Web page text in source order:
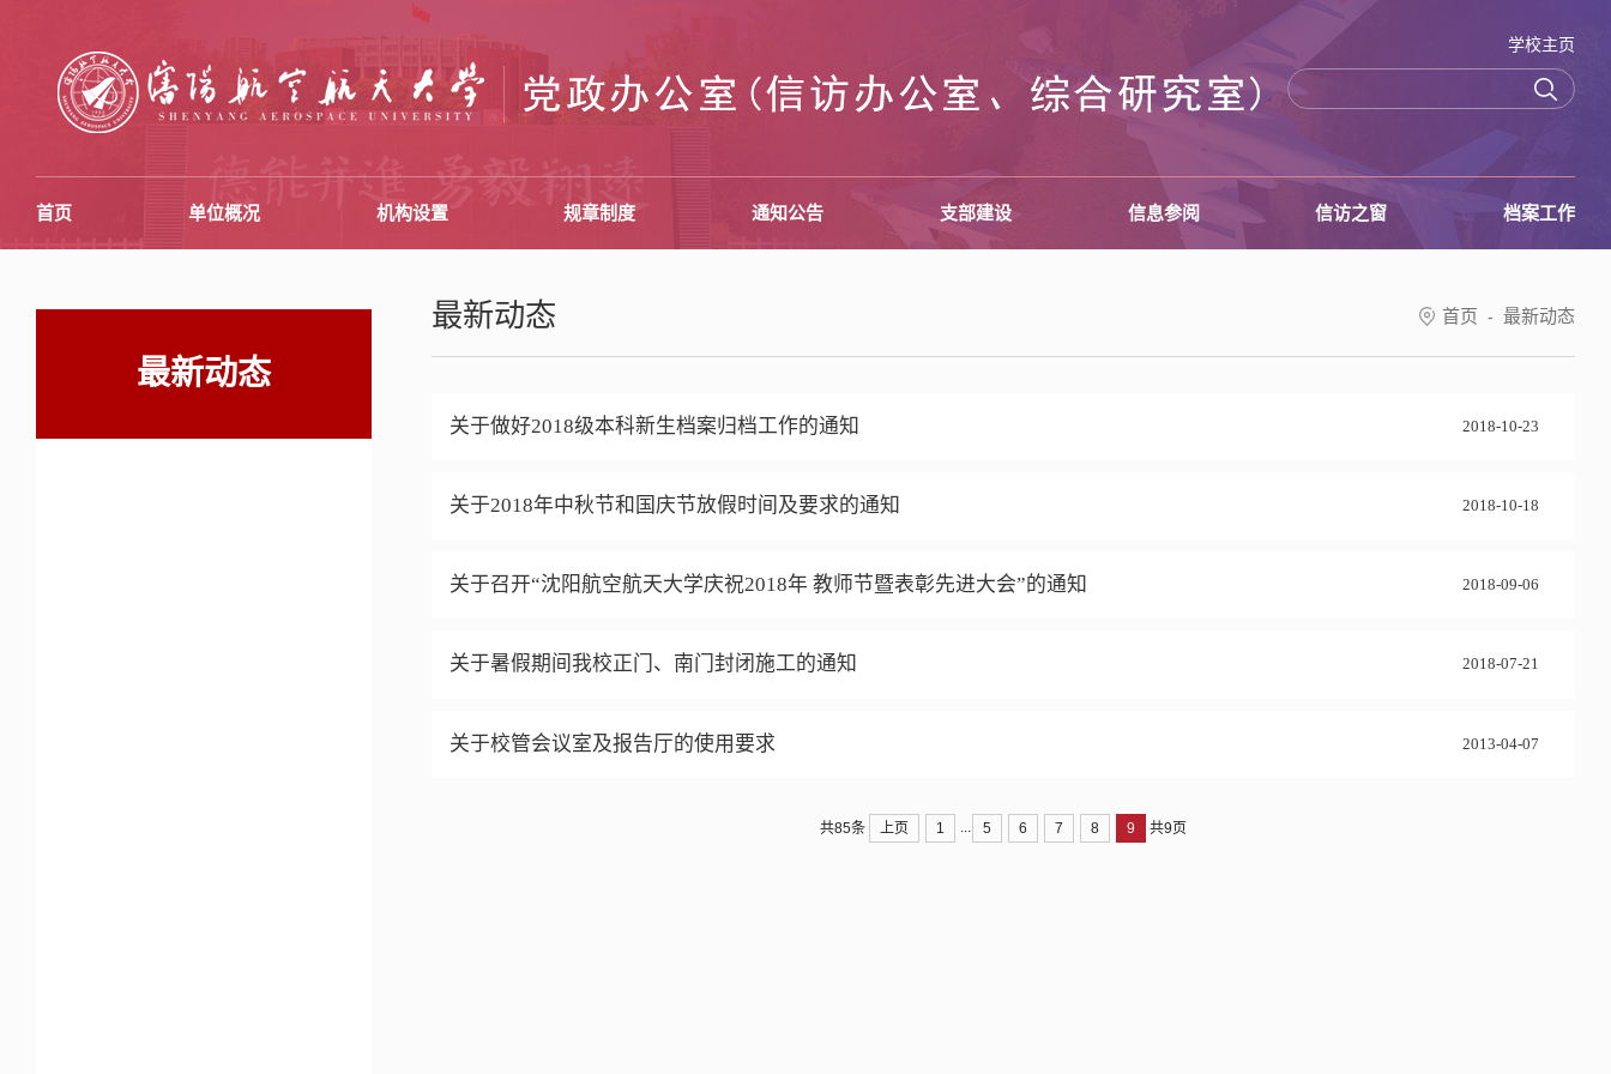
学校主页
首页 单位概况 机构设置 规章制度 通知公告 支部建设 信息参阅 信访之窗 档案工作
最新动态
最新动态 首页 - 最新动态
关于做好2018级本科新生档案归档工作的通知 2018-10-23
关于2018年中秋节和国庆节放假时间及要求的通知 2018-10-18
关于召开“沈阳航空航天大学庆祝2018年 教师节暨表彰先进大会”的通知 2018-09-06
关于暑假期间我校正门、南门封闭施工的通知 2018-07-21
关于校管会议室及报告厅的使用要求 2013-04-07
共85条 上页 1 ... 5 6 7 8 9 共9页